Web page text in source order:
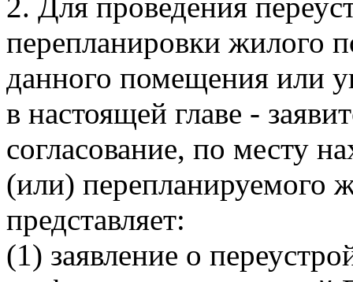
перепланировки жилого
данного помещения или
в настоящей главе -
согласование, по месту
(или) перепланируемого
представляет:
(1) заявление о